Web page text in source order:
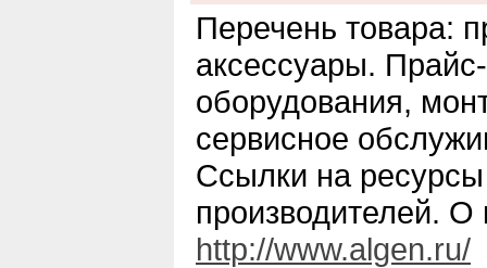
Перечень товара:
аксессуары.
оборудования,
сервисное
Ссылки на
производителей. О
http://www.algen.ru/